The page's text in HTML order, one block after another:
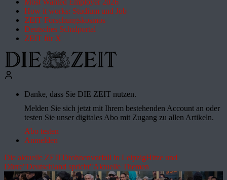
Most Wanted Employer 2026
How it works: Studium und Job
ZEIT Forschungskosmos
Deutsches Schulportal
ZEIT für X
Danke, dass Sie DIE ZEIT nutzen.
Melden Sie sich jetzt mit Ihrem bestehenden Account an oder
testen Sie unser digitales Abo mit Zugang zu allen Artikeln.
Abo testen
Anmelden
Die aktuelle ZEITDrohnenvorfall in LeipzigHitze und
Dürre"Deutschland spricht"Aktuelle Themen